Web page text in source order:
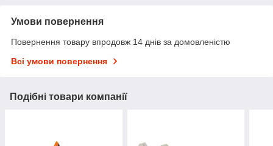
Умови повернення
Повернення товару впродовж 14 днів за домовленістю
Всі умови повернення
Подібні товари компанії